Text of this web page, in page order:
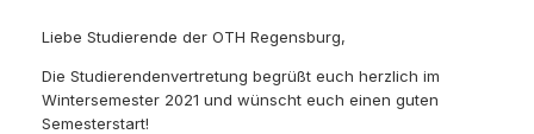
Liebe Studierende der OTH Regensburg,
Die Studierendenvertretung begrüßt euch herzlich im
Wintersemester 2021 und wünscht euch einen guten
Semesterstart!